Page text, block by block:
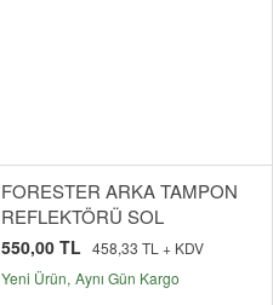
FORESTER ARKA TAMPON
REFLEKTÖRÜ SOL
550,00 TL 458,33 TL + KDV
Yeni Ürün Aynı Gün Kargo